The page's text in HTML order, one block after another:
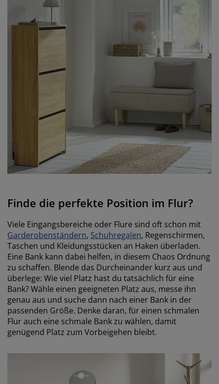
Finde die perfekte Position im Flur?
Viele Eingangsbereiche oder Flure sind oft schon mit
Garderobenständern, Schuhregalen, Regenschirmen,
Taschen und Kleidungsstücken an Haken überladen.
Eine Bank kann dabei helfen, in diesem Chaos Ordnung
zu schaffen. Blende das Durcheinander kurz aus und
überlege: Wie viel Platz hast du tatsächlich für eine
Bank? Wähle einen geeigneten Platz aus, messe ihn
genau aus und suche dann nach einer Bank in der
passenden Größe. Denke daran, für einen schmalen
Flur auch eine schmale Bank zu wählen, damit
genügend Platz zum Vorbeigehen bleibt.
open